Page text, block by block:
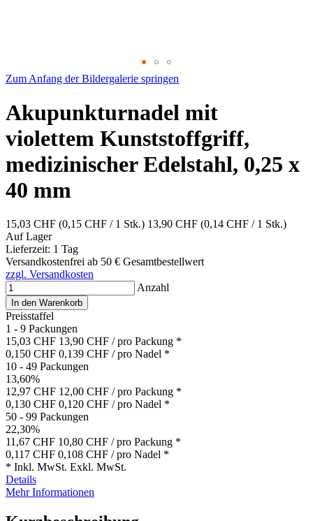
Zum Anfang der Bildergalerie springen
Akupunkturnadel mit
violettem Kunststoffgriff,
medizinischer Edelstahl, 0,25 x
40 mm
15,03 CHF (0,15 CHF / 1 Stk.) 13,90 CHF (0,14 CHF / 1 Stk.)
Auf Lager
Lieferzeit: 1 Tag
Versandkostenfrei ab 50 € Gesamtbestellwert
zzgl. Versandkosten
Anzahl
In den Warenkorb
Preisstaffel
1 - 9 Packungen
15,03 CHF 13,90 CHF / pro Packung *
0,150 CHF 0,139 CHF / pro Nadel *
10 - 49 Packungen
13,60%
12,97 CHF 12,00 CHF / pro Packung *
0,130 CHF 0,120 CHF / pro Nadel *
50 - 99 Packungen
22,30%
11,67 CHF 10,80 CHF / pro Packung *
0,117 CHF 0,108 CHF / pro Nadel *
* Inkl. MwSt. Exkl. MwSt.
Details
Mehr Informationen